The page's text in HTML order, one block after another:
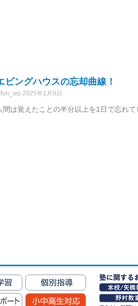
ビングハウスの忘却曲線！
2025年1月9日
間は覚えたことの半分以上を1日で忘れて